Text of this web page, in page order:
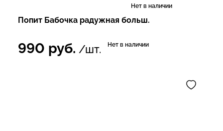
Нет в наличии
Попит Бабочка радужная больш.
990 руб. /шт. Нет в наличии